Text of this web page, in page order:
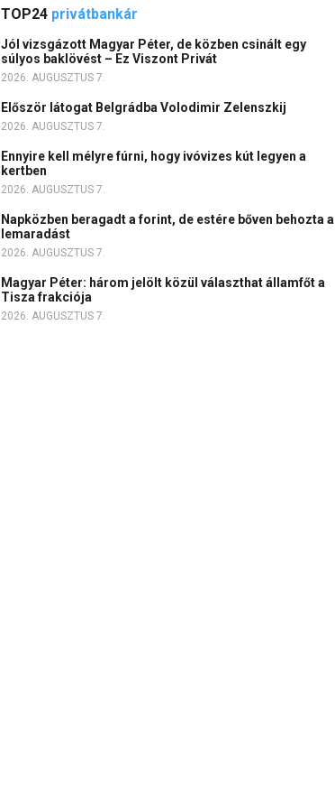
TOP24 privátbankár
Jól vizsgázott Magyar Péter, de közben csinált egy
súlyos baklövést – Ez Viszont Privát
2026. AUGUSZTUS 7.
Először látogat Belgrádba Volodimir Zelenszkij
2026. AUGUSZTUS 7.
Ennyire kell mélyre fúrni, hogy ivóvizes kút legyen a
kertben
2026. AUGUSZTUS 7.
Napközben beragadt a forint, de estére bőven behozta a
lemaradást
2026. AUGUSZTUS 7.
Magyar Péter: három jelölt közül választhat államfőt a
Tisza frakciója
2026. AUGUSZTUS 7.